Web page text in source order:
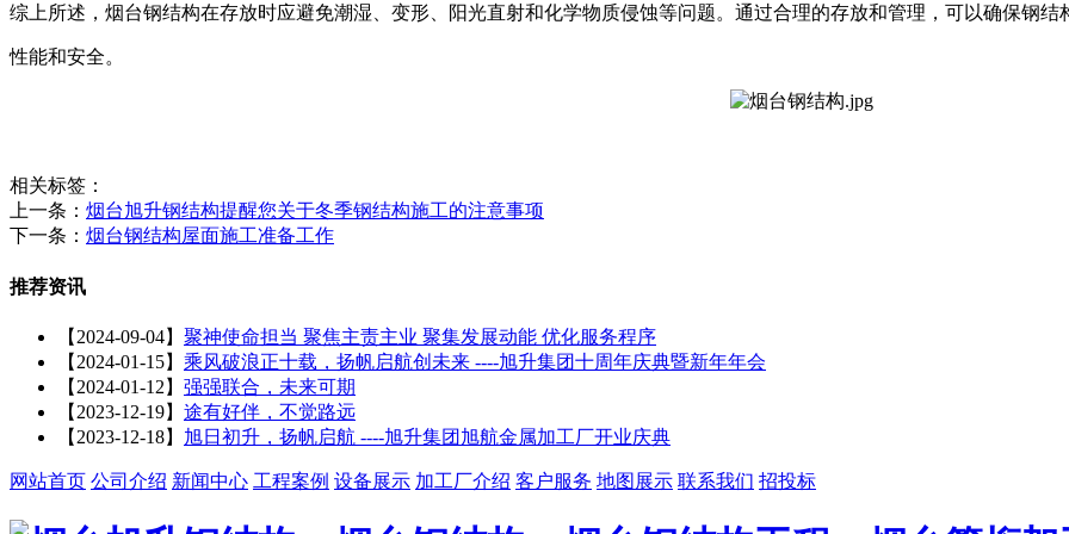
综上所述，烟台钢结构在存放时应避免潮湿、变形、阳光直射和化学物质侵蚀等问题。通过合理的存放和管理，可以确保钢结
性能和安全。
相关标签：
上一条： 烟台旭升钢结构提醒您关于冬季钢结构施工的注意事项
下一条： 烟台钢结构屋面施工准备工作
推荐资讯
【2024-09-04】 聚神使命担当 聚焦主责主业 聚集发展动能 优化服务程序
【2024-01-15】 乘风破浪正十载，扬帆启航创未来 ----旭升集团十周年庆典暨新年年会
【2024-01-12】 强强联合，未来可期
【2023-12-19】 途有好伴，不觉路远
【2023-12-18】 旭日初升，扬帆启航 ----旭升集团旭航金属加工厂开业庆典
网站首页 公司介绍 新闻中心 工程案例 设备展示 加工厂介绍 客户服务 地图展示 联系我们 招投标